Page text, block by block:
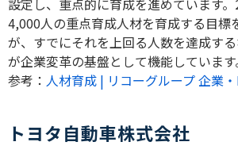
4,000人の重点育成人材を育成する目標
が、すでにそれを上回る人数を達成する
が企業変革の基盤として機能しています
参考： 人材育成 | リコーグループ 企業
トヨタ自動車株式会社